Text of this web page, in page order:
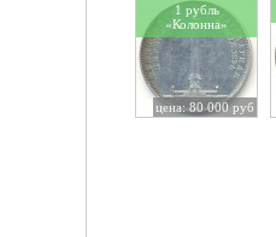
1 рубль
«Колонна»
цена: 80 000 руб